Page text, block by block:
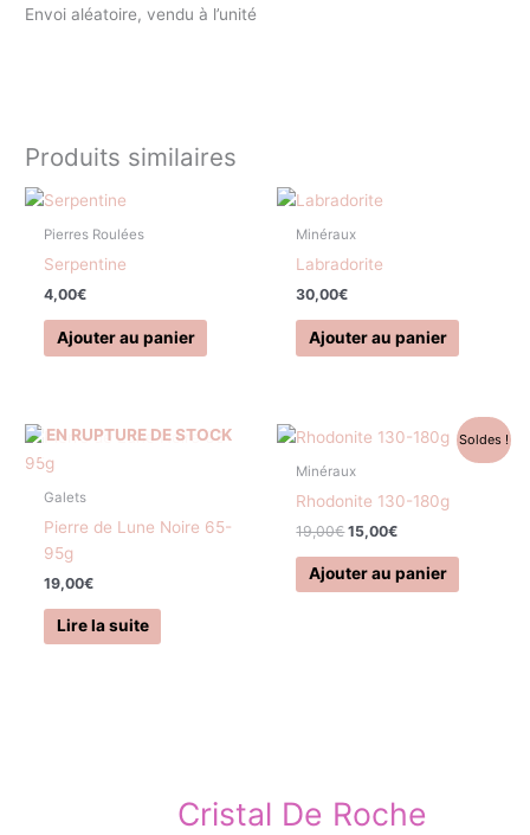
Envoi aléatoire, vendu à l’unité
Produits similaires
Pierres Roulées
Serpentine
4,00€
Ajouter au panier
Minéraux
Labradorite
30,00€
Ajouter au panier
EN RUPTURE DE STOCK
Galets
Pierre de Lune Noire 65-
95g
19,00€
Lire la suite
Soldes !
Minéraux
Rhodonite 130-180g
19,00€
Le
initial
19,00€.
15,00€
Le
15,00€.
Ajouter au panier
Cristal De Roche